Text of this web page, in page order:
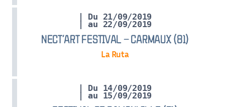
| Du 21/09/2019
NECT’ART FESTIVAL – CARMAUX (81)
| au 22/09/2019
La Ruta
| Du 14/09/2019
| au 15/09/2019